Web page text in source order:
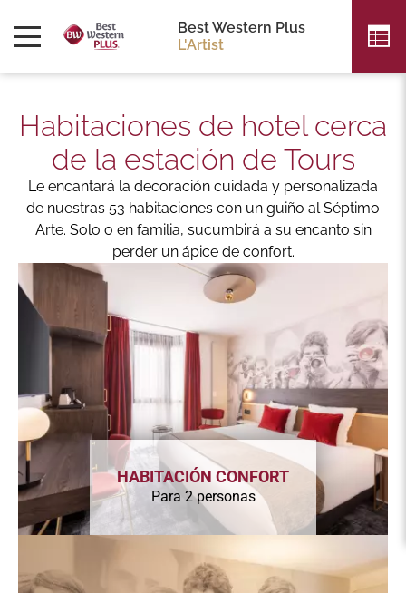
Best Western Plus
L'Artist
Habitaciones de hotel cerca
de la estación de Tours
Le encantará la decoración cuidada y personalizada
de nuestras 53 habitaciones con un guiño al Séptimo
Arte. Solo o en familia, sucumbirá a su encanto sin
perder un ápice de confort.
HABITACIÓN CONFORT
Para 2 personas